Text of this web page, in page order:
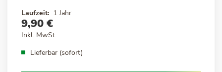
Laufzeit 1 Jahr
9,90 €
Inkl. MwSt.
Lieferbar (sofort)